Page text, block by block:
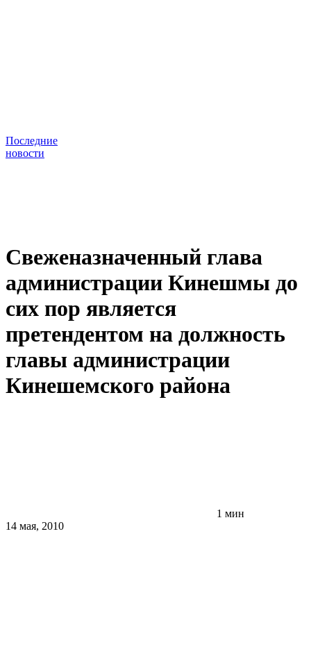
Последние
новости
Свеженазначенный глава
администрации Кинешмы до
сих пор является
претендентом на должность
главы администрации
Кинешемского района
1 мин
14 мая, 2010